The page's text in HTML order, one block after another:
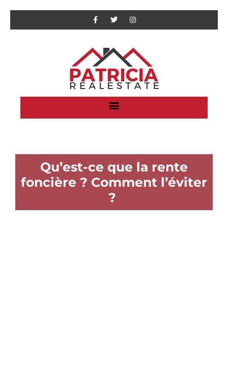
Qu’est-ce que la rente
foncière ? Comment l’éviter
?